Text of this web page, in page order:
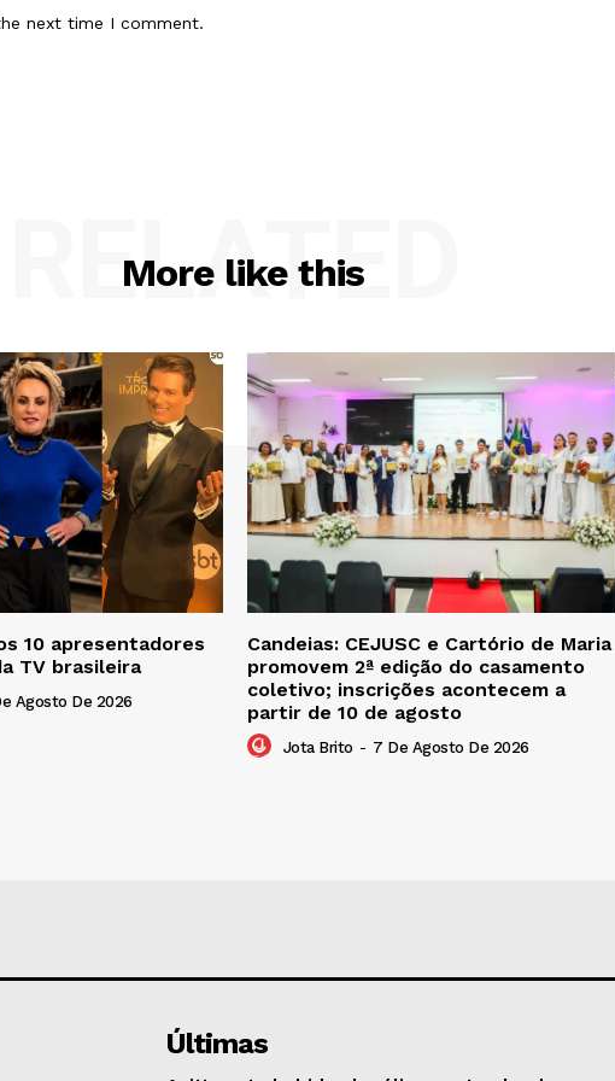
next time I comment.
More like this
RELATED
10 apresentadores
TV brasileira
Agosto De 2026
Candeias: CEJUSC e Cartório de Maria
promovem 2ª edição do casamento
coletivo; inscrições acontecem a
partir de 10 de agosto
Jota Brito - 7 De Agosto De 2026
Últimas